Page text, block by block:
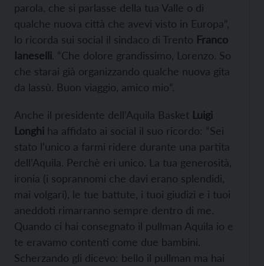
parola, che si parlasse della tua Valle o di
qualche nuova città che avevi visto in Europa”,
lo ricorda sui social il sindaco di Trento Franco
Ianeselli. “Che dolore grandissimo, Lorenzo. So
che starai già organizzando qualche nuova gita
da lassù. Buon viaggio, amico mio”.
Anche il presidente dell’Aquila Basket Luigi
Longhi ha affidato ai social il suo ricordo: “Sei
stato l’unico a farmi ridere durante una partita
dell’Aquila. Perchè eri unico. La tua generosità,
ironia (i soprannomi che davi erano splendidi,
mai volgari), le tue battute, i tuoi giudizi e i tuoi
aneddoti rimarranno sempre dentro di me.
Quando ci hai consegnato il pullman Aquila io e
te eravamo contenti come due bambini.
Scherzando gli dicevo: bello il pullman ma hai